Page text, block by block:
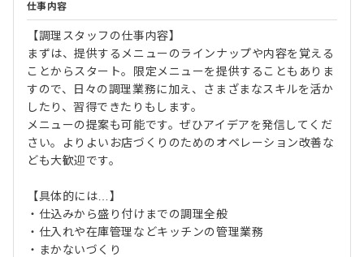
仕事内容
【調理スタッフの仕事内容】
まずは、提供するメニューのラインナップや内容を覚える
ことからスタート。限定メニューを提供することもありま
すので、日々の調理業務に加え、さまざまなスキルを活か
したり、習得できたりもします。
メニューの提案も可能です。ぜひアイデアを発信してくだ
さい。よりよいお店づくりのためのオペレーション改善な
ども大歓迎です。
【具体的には…】
・仕込みから盛り付けまでの調理全般
・仕入れや在庫管理などキッチンの管理業務
・まかないづくり